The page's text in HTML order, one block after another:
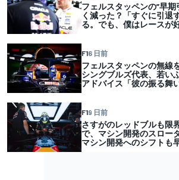
フェルスタッペンの”早
く減った？「すぐに引退
る。でも、僕はレースが
F16 日前
フェルスタッペンの無
シングブルズ代表、若い
アドバイス「彼の振る舞
F19 日前
さすがのレッドブルも
で、マシン開発のスロー
マシン開発へのシフトも